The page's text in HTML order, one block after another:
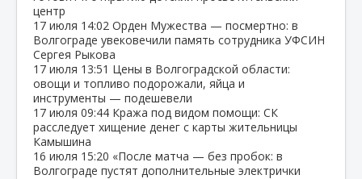
центр
17 июля 14:02 Орден Мужества — посмертно: в
Волгограде увековечили память сотрудника УФСИН
Сергея Рыкова
17 июля 13:51 Цены в Волгоградской области:
овощи и топливо подорожали, яйца и
инструменты — подешевели
17 июля 09:44 Кража под видом помощи: СК
расследует хищение денег с карты жительницы
Камышина
16 июля 15:20 «После матча — без пробок: в
Волгограде пустят дополнительные электрички